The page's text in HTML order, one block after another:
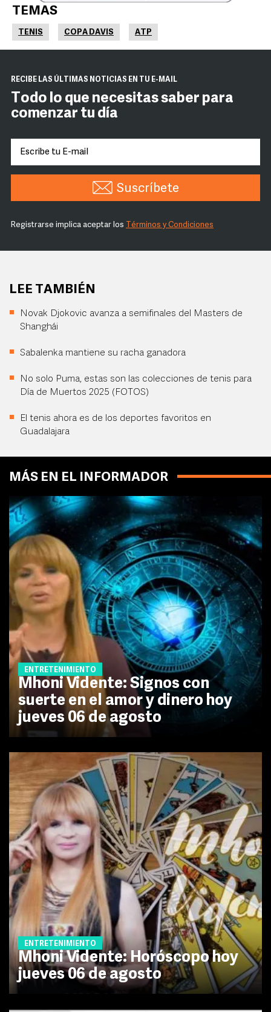
TEMAS
TENIS COPA DAVIS ATP
RECIBE LAS ÚLTIMAS NOTICIAS EN TU E-MAIL
Todo lo que necesitas saber para
comenzar tu día
Suscríbete
Registrarse implica aceptar los Términos y Condiciones
LEE TAMBIÉN
Novak Djokovic avanza a semifinales del Masters de
Shanghái
Sabalenka mantiene su racha ganadora
No solo Puma, estas son las colecciones de tenis para
Día de Muertos 2025 (FOTOS)
El tenis ahora es de los deportes favoritos en
Guadalajara
MÁS EN EL INFORMADOR
ENTRETENIMIENTO
Mhoni Vidente: Signos con
suerte en el amor y dinero hoy
jueves 06 de agosto
ENTRETENIMIENTO
Mhoni Vidente: Horóscopo hoy
jueves 06 de agosto